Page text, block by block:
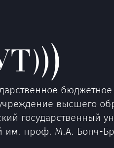
бюджетное
высшего
государственный
им. проф. М.А. Бонч-